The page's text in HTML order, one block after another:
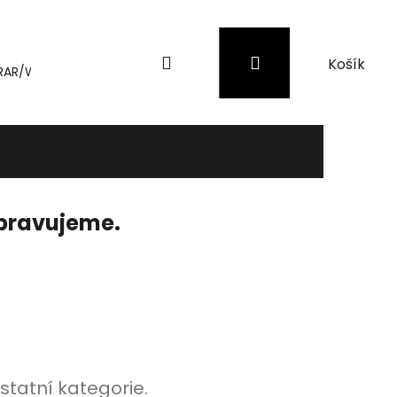
WinRAR Záložní zdroje (UPS) a přepěťové
PřihlášeníNákupní
košík
kategorie.